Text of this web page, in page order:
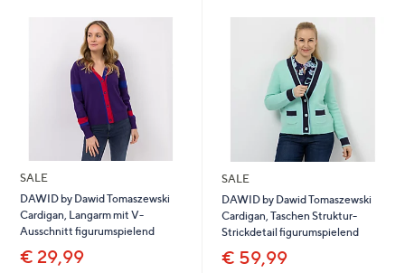
SALE
DAWID by Dawid Tomaszewski
Cardigan, Langarm mit V-
Ausschnitt figurumspielend
€ 29,99
SALE
DAWID by Dawid Tomaszewski
Cardigan, Taschen Struktur-
Strickdetail figurumspielend
€ 59,99